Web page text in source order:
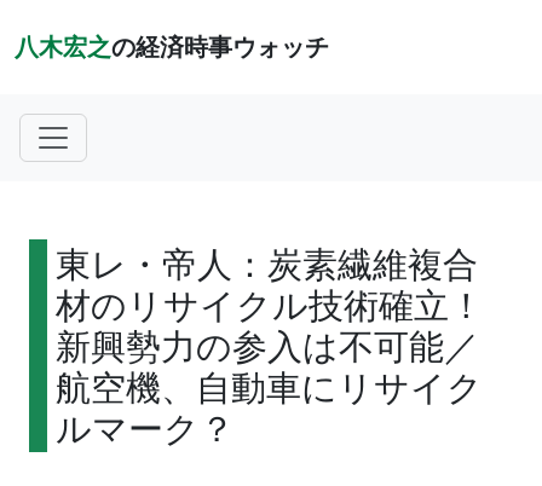
八木宏之の経済時事ウォッチ
東レ・帝人：炭素繊維複合
材のリサイクル技術確立！
新興勢力の参入は不可能／
航空機、自動車にリサイク
ルマーク？